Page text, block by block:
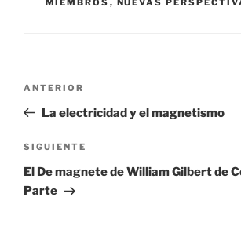
entradas
Entrada
anterior:
ANTERIOR
La electricidad y el magnetismo
Siguiente
entrada
SIGUIENTE
El De magnete de William Gilbert de
Parte